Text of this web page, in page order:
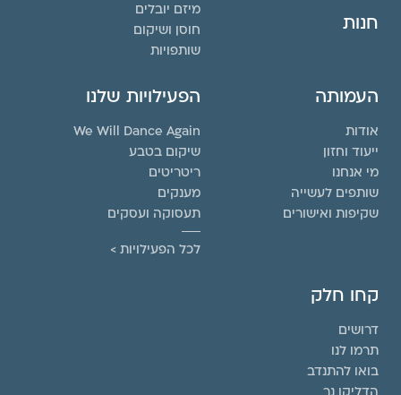
חנות
מיזם יובלים
חוסן ושיקום
שותפויות
העמותה
אודות
ייעוד וחזון
מי אנחנו
שותפים לעשייה
שקיפות ואישורים
הפעילויות שלנו
We Will Dance Again
שיקום בטבע
ריטריטים
מענקים
תעסוקה ועסקים
לכל הפעילויות >
קחו חלק
דרושים
תרמו לנו
בואו להתנדב